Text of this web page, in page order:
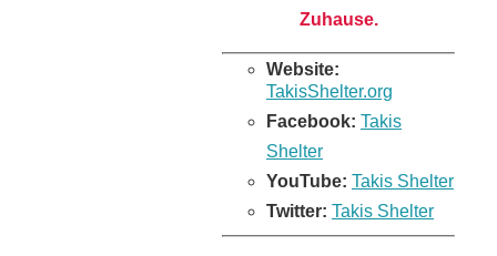
Zuhause.
Website:
TakisShelter.org
Facebook: Takis
Shelter
YouTube: Takis Shelter
Twitter: Takis Shelter